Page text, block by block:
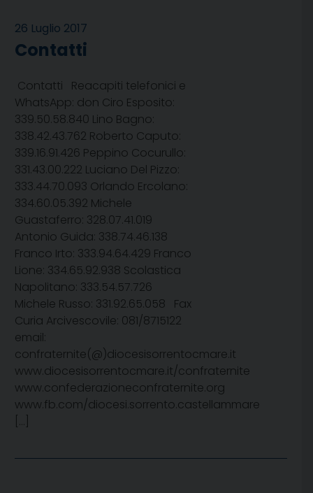
26 Luglio 2017
Contatti
Contatti Reacapiti telefonici e
WhatsApp: don Ciro Esposito:
339.50.58.840 Lino Bagno:
338.42.43.762 Roberto Caputo:
339.16.91.426 Peppino Cocurullo:
331.43.00.222 Luciano Del Pizzo:
333.44.70.093 Orlando Ercolano:
334.60.05.392 Michele
Guastaferro: 328.07.41.019
Antonio Guida: 338.74.46.138
Franco Irto: 333.94.64.429 Franco
Lione: 334.65.92.938 Scolastica
Napolitano: 333.54.57.726
Michele Russo: 331.92.65.058 Fax
Curia Arcivescovile: 081/8715122
email:
confraternite(@)diocesisorrentocmare.it
www.diocesisorrentocmare.it/confraternite
www.confederazioneconfraternite.org
www.fb.com/diocesi.sorrento.castellammare
[…]